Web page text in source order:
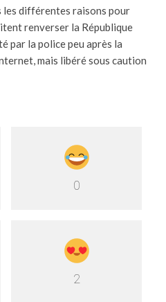
les différentes raisons pour
renverser la République
par la police peu après la
mais libéré sous caution
0
2